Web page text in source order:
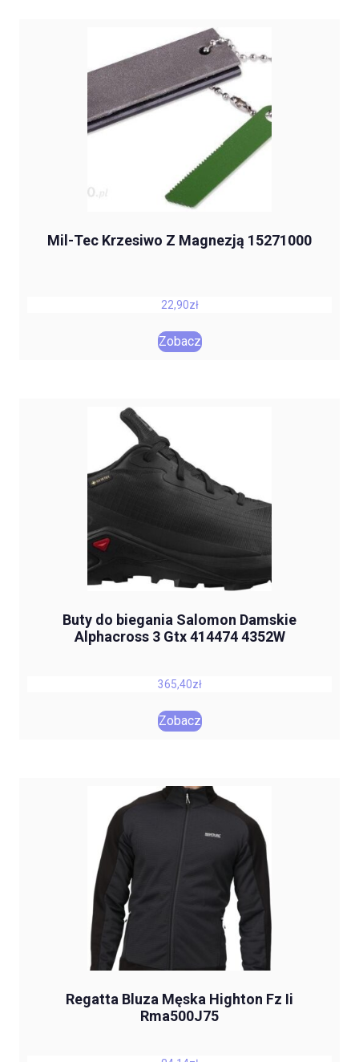
Mil-Tec Krzesiwo Z Magnezją 15271000
22,90zł
Zobacz
Buty do biegania Salomon Damskie
Alphacross 3 Gtx 414474 4352W
365,40zł
Zobacz
Regatta Bluza Męska Highton Fz Ii
Rma500J75